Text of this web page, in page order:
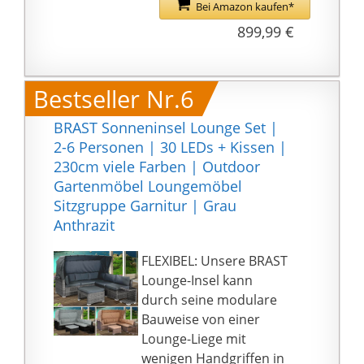
genugen und
bequemen Platz und
Familien an.
Geschmack immer
wieder neu gruppieren
Zuhause so eine
persönliche Note.
KEIN AUFBAU: Sowohl
Sofa, als auch Sessel
und Hocker mit den
wasserabweisenden
Kissen, inklusive dem
Beistelltisch zum
fertig montiert geliefert.
HOCHWERTIGE
MATERIALIEN: Das sehr
hochwertige Geflecht
aus strapazierfähigem
Polyrattan und das
Bei Amazon kaufen*
899,99 €
Bestseller Nr.6
BRAST Sonneninsel Lounge Set |
2-6 Personen | 30 LEDs + Kissen |
230cm viele Farben | Outdoor
Gartenmöbel Loungemöbel
Sitzgruppe Garnitur | Grau
Anthrazit
FLEXIBEL: Unsere BRAST
Lounge-Insel kann
durch seine modulare
Bauweise von einer
Lounge-Liege mit
wenigen Handgriffen in